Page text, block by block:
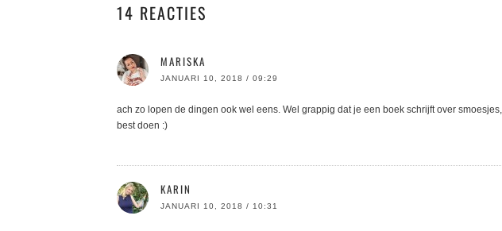
14 REACTIES
MARISKA
JANUARI 10, 2018 / 09:29
ach zo lopen de dingen ook wel eens. Wel grappig dat je een boek schrijft over
best doen :)
KARIN
JANUARI 10, 2018 / 10:31